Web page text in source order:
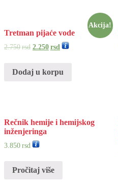
Akcija!
Tretman pijaće vode
2.750 rsd 2.250 rsd
Dodaj u korpu
Rečnik hemije i hemijskog
inženjeringa
3.850 rsd
Pročitaj više